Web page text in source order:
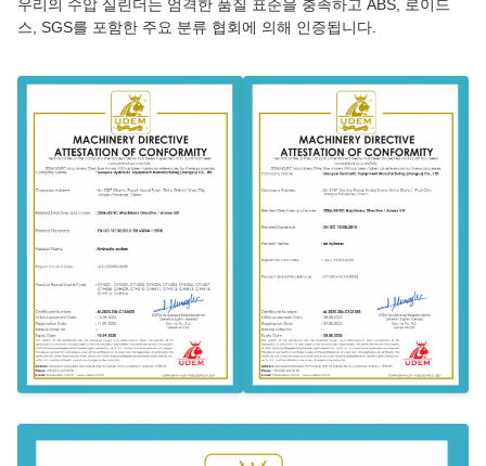
우리의 수압 실린더는 엄격한 품질 표준을 충족하고 ABS, 로이드
스, SGS를 포함한 주요 분류 협회에 의해 인증됩니다.